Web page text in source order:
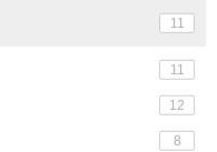
11
11
12
8